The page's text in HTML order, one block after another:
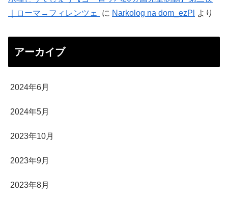
｜ローマ→フィレンツェ
に Narkolog na dom_ezPl より
アーカイブ
2024年6月
2024年5月
2023年10月
2023年9月
2023年8月